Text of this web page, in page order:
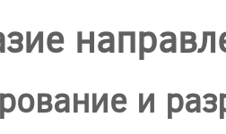
и